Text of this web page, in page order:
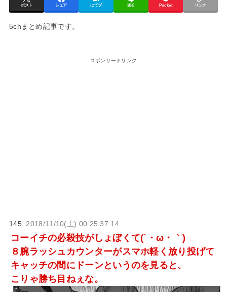
ポスト シェア はてブ 送る Pocket リンク
5chまとめ記事です。
スポンサードリンク
145: 2018/11/10(土) 00:25:37.14
コーイチの必殺技がしょぼくて(´・ω・｀)
８腕ラッシュカウンターがスマホ軽く放り投げて
キャッチの間にドーンというのを見ると、
こりゃ勝ち目ねぇな。